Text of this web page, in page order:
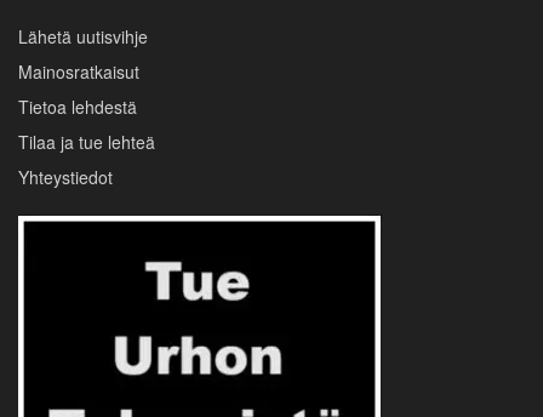
Lähetä uutisvihje
Mainosratkaisut
Tietoa lehdestä
Tilaa ja tue lehteä
Yhteystiedot